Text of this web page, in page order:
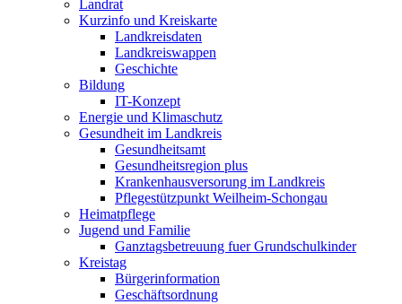
Landrat
Kurzinfo und Kreiskarte
Landkreisdaten
Landkreiswappen
Geschichte
Bildung
IT-Konzept
Energie und Klimaschutz
Gesundheit im Landkreis
Gesundheitsamt
Gesundheitsregion plus
Krankenhausversorung im Landkreis
Pflegestützpunkt Weilheim-Schongau
Heimatpflege
Jugend und Familie
Ganztagsbetreuung fuer Grundschulkinder
Kreistag
Bürgerinformation
Geschäftsordnung